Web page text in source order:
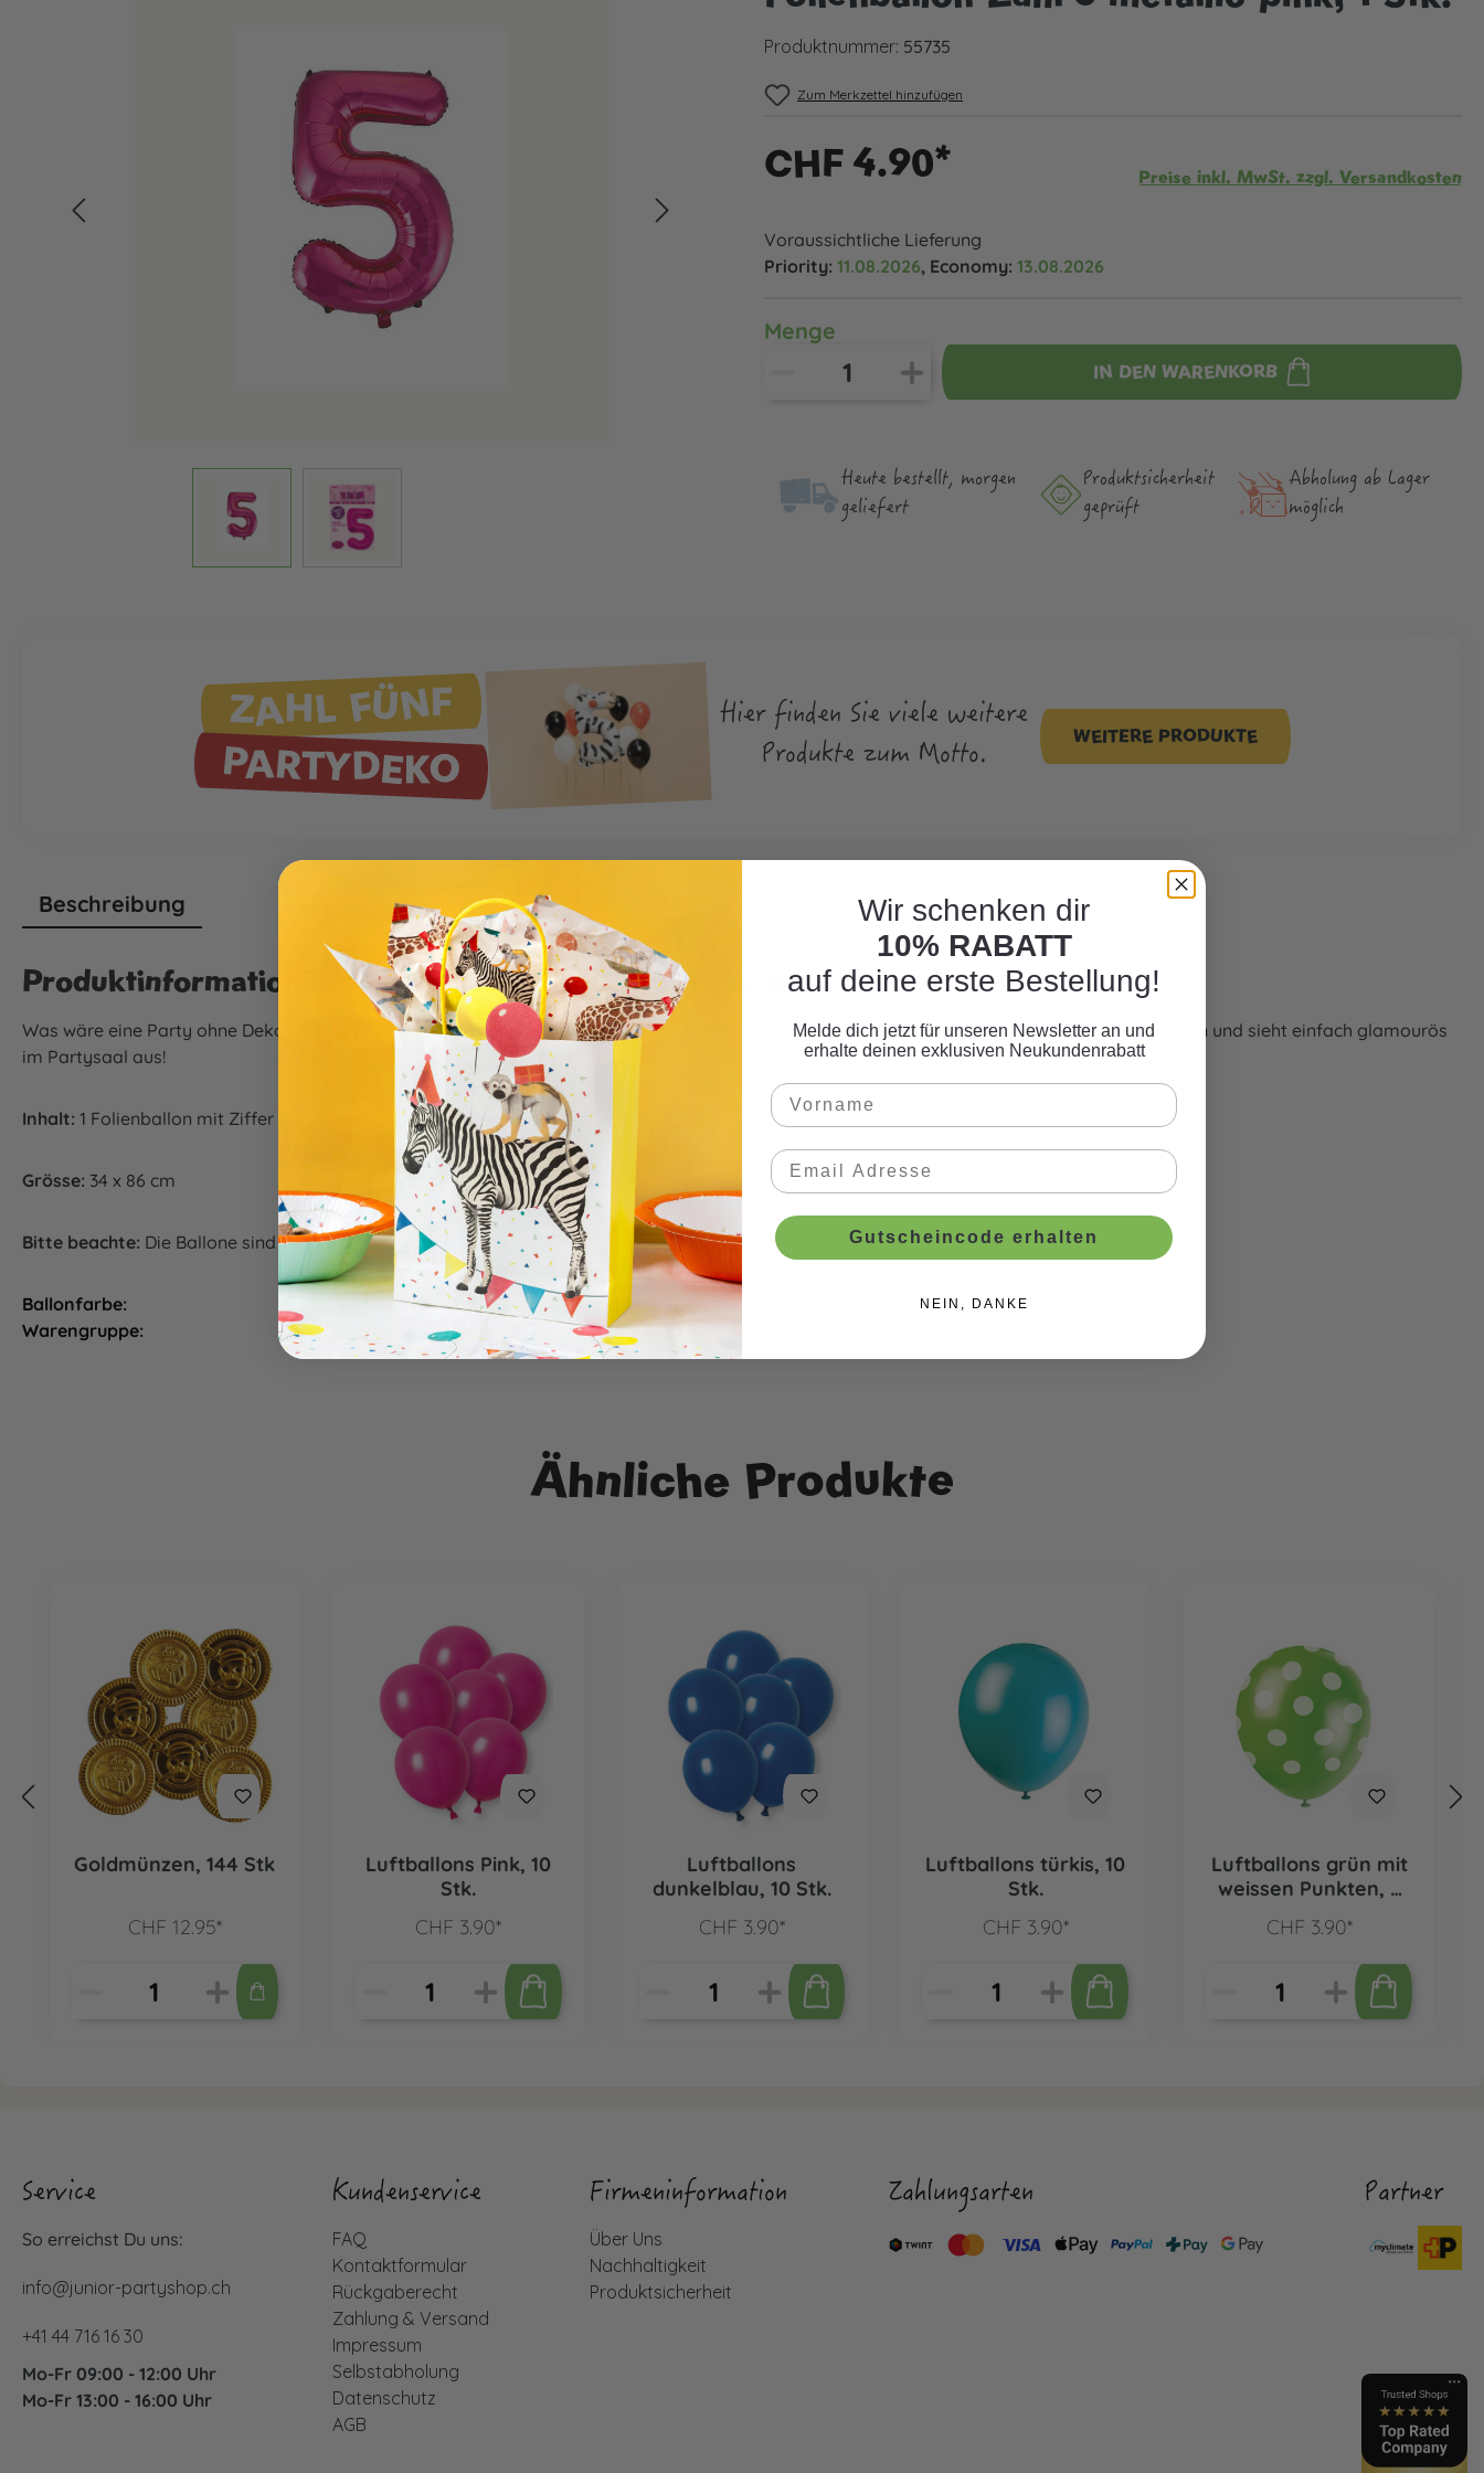
Produktnummer: 55735
Zum Merkzettel hinzufügen
CHF 4.90* Preise inkl. MwSt. zzgl. Versandkosten
Voraussichtliche Lieferung
Priority: 11.08.2026, Economy: 13.08.2026
Menge
IN DEN WARENKORB
Heute bestellt, morgen
geliefert
Produktsicher­heit
geprüft
Abholung ab Lager
möglich
ZAHL FÜNF
PARTYDEKO
Hier finden Sie viele weitere
Produkte zum Motto.
WEITERE PRODUKTE
Beschreibung
Produktinformationen "Folienballon Zahl 5 metallic-pink, 1 Stk."
Was wäre eine Party ohne Deko? Dieser metallic-pink Zahlen-Folienball mit der Ziffer 5 lässt sich prima mit anderen Zahlenballons kombinieren und sieht einfach glamourös
im Partysaal aus!
Inhalt: 1 Folienballon mit Ziffer 5
Grösse: 34 x 86 cm
Bitte beachte: Die Ballone sind nicht mit Luft oder Helium gefüllt.
Ballonfarbe:
pink
Warengruppe:
Ballons, Partydeko
Ähnliche Produkte
Goldmünzen, 144 Stk
CHF 12.95*
Luftballons Pink, 10
Stk.
CHF 3.90*
Luftballons
dunkelblau, 10 Stk.
CHF 3.90*
Luftballons türkis, 10
Stk.
CHF 3.90*
Luftballons grün mit
weissen Punkten, 6
CHF 3.90*
Service
So erreichst Du uns:
info@junior-partyshop.ch
+41 44 716 16 30
Mo-Fr 09:00 - 12:00 Uhr
Mo-Fr 13:00 - 16:00 Uhr
Kundenservice
FAQ
Kontaktformular
Rückgaberecht
Zahlung & Versand
Impressum
Selbstabholung
Datenschutz
AGB
Firmeninformation
Über Uns
Nachhaltigkeit
Produktsicherheit
Zahlungsarten Partner
Wir schenken dir
10% RABATT
auf deine erste Bestellung!
Melde dich jetzt für unseren Newsletter an und
erhalte deinen exklusiven Neukundenrabatt
Gutscheincode erhalten
NEIN, DANKE